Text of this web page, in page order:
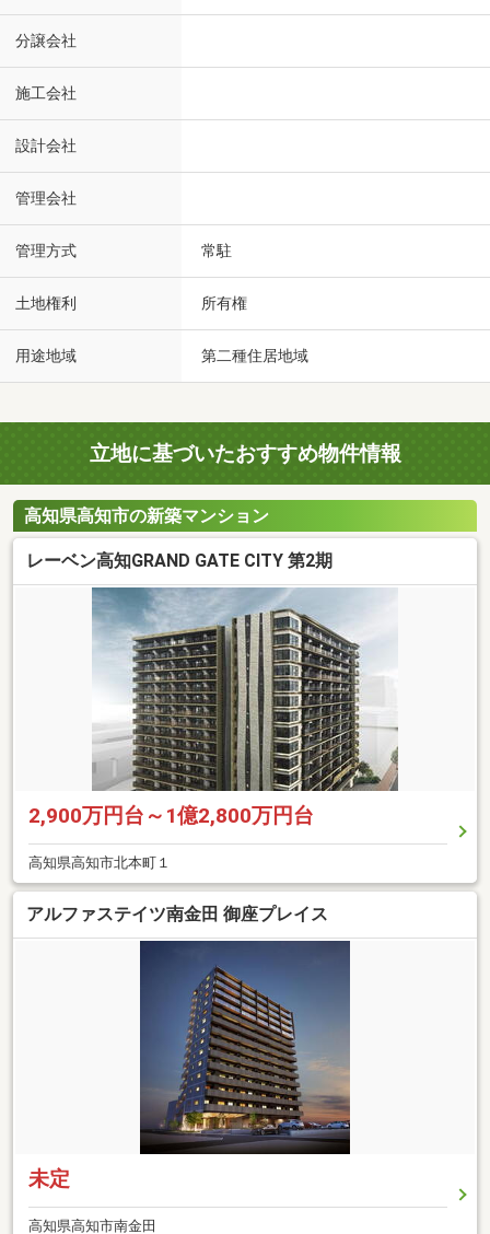
分譲会社
施工会社
設計会社
管理会社
管理方式 常駐
土地権利 所有権
用途地域 第二種住居地域
立地に基づいたおすすめ物件情報
高知県高知市の新築マンション
レーベン高知GRAND GATE CITY 第2期
2,900万円台～1億2,800万円台
高知県高知市北本町１
アルファステイツ南金田 御座プレイス
未定
高知県高知市南金田